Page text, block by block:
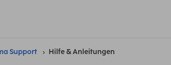
Support Hilfe & Anleitungen